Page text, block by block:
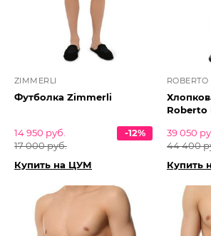
ZIMMERLI
Футболка Zimmerli
14 950 руб.
17 000 руб.
-12%
Купить на ЦУМ
ROBERTO
Roberto
39 050
44 400
Купить